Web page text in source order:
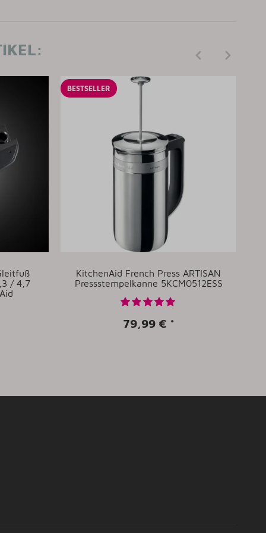
/ 4,7
BESTSELLER
KitchenAid French Press ARTISAN
Pressstempelkanne 5KCM0512ESS
79,99 € *